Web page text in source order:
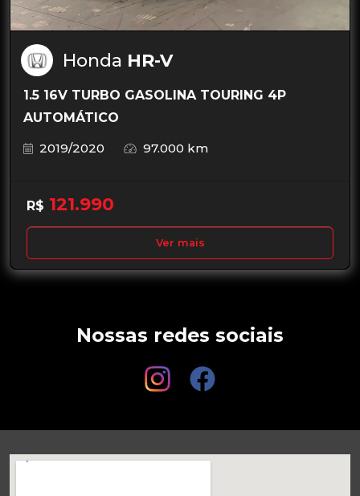
Honda HR-V
1.5 16V TURBO GASOLINA TOURING 4P
AUTOMÁTICO
2019/2020
97.000 km
R$ 121.990
Ver mais
Nossas redes sociais